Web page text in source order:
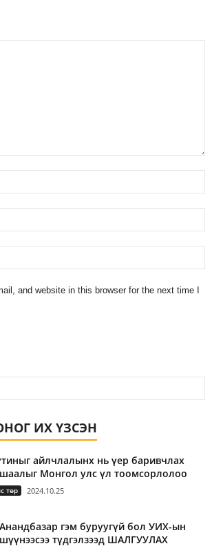
and website in this browser for the next time I
ИХ ҮЗСЭН
айлчлалынх нь үер баривчлах
Монгол улс үл тоомсорлолоо
төр 2024.10.25
гэм буруугүй бол УИХ-ын
түдгэлзээд ШАЛГУУЛАХ